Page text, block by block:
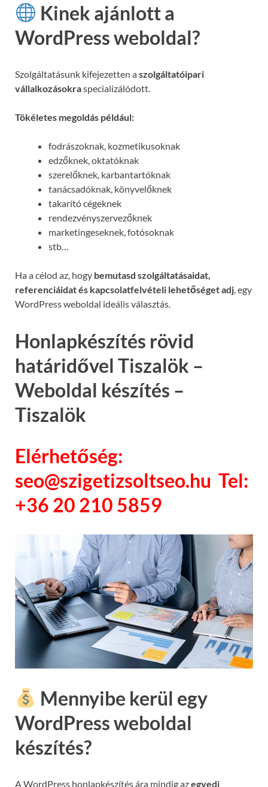
Kinek ajánlott a
WordPress weboldal?
Szolgáltatásunk kifejezetten aszolgáltatóipari
vállalkozásokraspecializálódott.
Tökéletes megoldás például:
fodrászoknak, kozmetikusoknak
edzőknek, oktatóknak
szerelőknek, karbantartóknak
tanácsadóknak, könyvelőknek
takarító cégeknek
rendezvényszervezőknek
marketingeseknek, fotósoknak
stb…
Ha a célod az, hogy bemutasd szolgáltatásaidat,
referenciáidat és kapcsolatfelvételi lehetőséget adj , egy
WordPress weboldal ideális választás.
Honlapkészítés rövid
határidővel Tiszalök –
Weboldal készítés –
Tiszalök
Elérhetőség:
seo@szigetizsoltseo.hu Tel:
+36 20 210 5859
Mennyibe kerül egy
WordPress weboldal
készítés?
A WordPress honlapkészítés ára mindig azegyedi